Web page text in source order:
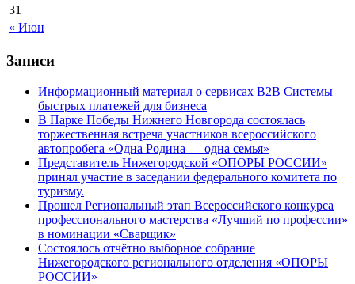
« Июн
31
Записи
Информационный материал о сервисах В2В Системы
быстрых платежей для бизнеса
В Парке Победы Нижнего Новгорода состоялась
торжественная встреча участников всероссийского
автопробега «Одна Родина — одна семья»
Представитель Нижегородской «ОПОРЫ РОССИИ»
принял участие в заседании федерального комитета по
туризму.
Прошел Региональный этап Всероссийского конкурса
профессионального мастерства «Лучший по профессии»
в номинации «Сварщик»
Состоялось отчётно выборное собрание
Нижегородского регионального отделения «ОПОРЫ
РОССИИ»